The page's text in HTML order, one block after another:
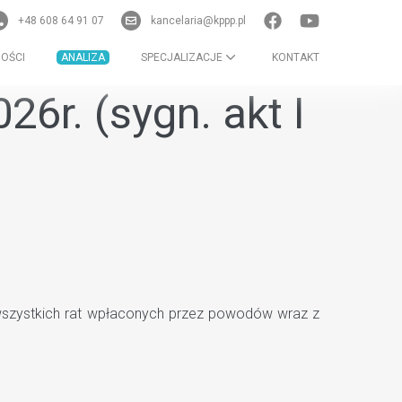
+48 608 64 91 07 kancelaria@kppp.pl
ANALIZA SPECJALIZACJE KONTAKT
(sygn. akt I
rat wpłaconych przez powodów wraz z